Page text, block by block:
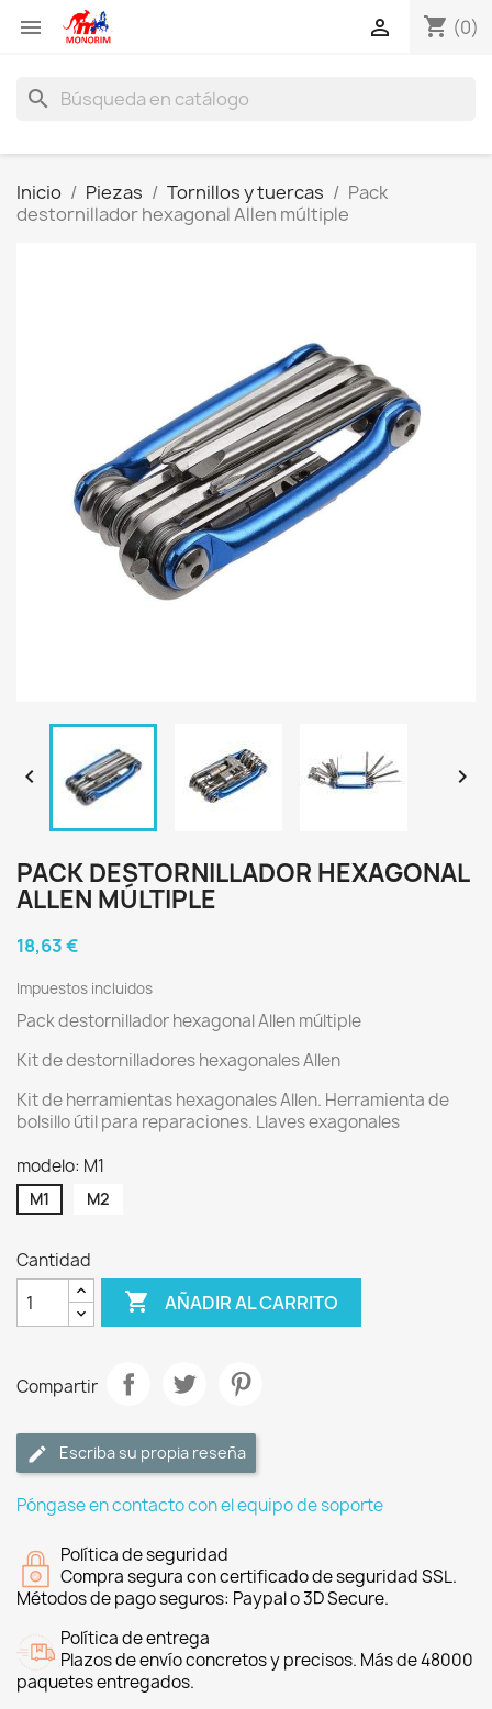
 shopping_cart (0)

search
Inicio Piezas Tornillos y tuercas
Pack
destornillador hexagonal Allen múltiple
 
PACK DESTORNILLADOR HEXAGONAL
ALLEN MÚLTIPLE
18,63 €
Impuestos incluidos
Pack destornillador hexagonal Allen múltiple
Kit de destornilladores hexagonales Allen
Kit de herramientas hexagonales Allen. Herramienta de
bolsillo útil para reparaciones. Llaves exagonales
modelo: M1
M1 M2
Cantidad
 AÑADIR AL CARRITO
Compartir
Escriba su propia reseña
Póngase en contacto con el equipo de soporte
Política de seguridad
Compra segura con certificado de seguridad SSL.
Métodos de pago seguros: Paypal o 3D Secure.
Política de entrega
Plazos de envío concretos y precisos. Más de 48000
paquetes entregados.